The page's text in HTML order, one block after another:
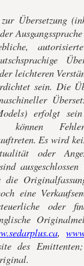
Übersetzung
leichteren
sein. Die
erfolgt
können
Es wird
oder
die
eine
oder
,
des